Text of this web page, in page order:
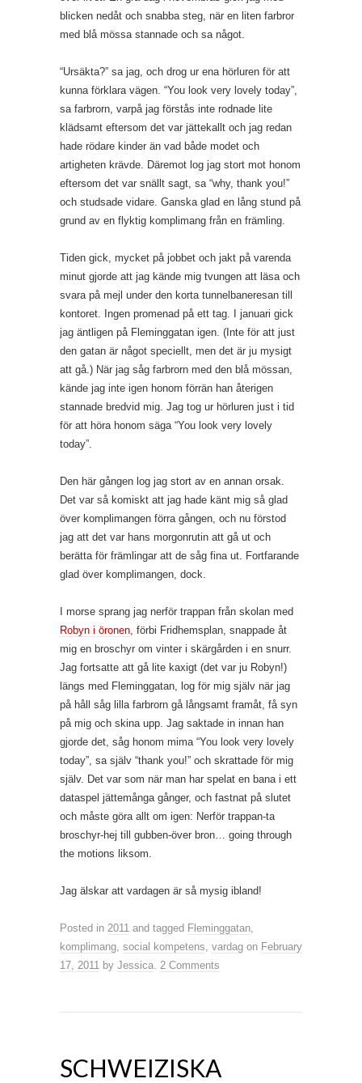
blicken nedåt och snabba steg, när en liten farbror
med blå mössa stannade och sa något.
“Ursäkta?” sa jag, och drog ur ena hörluren för att
kunna förklara vägen. “You look very lovely today”,
sa farbrorn, varpå jag förstås inte rodnade lite
klädsamt eftersom det var jättekallt och jag redan
hade rödare kinder än vad både modet och
artigheten krävde. Däremot log jag stort mot honom
eftersom det var snällt sagt, sa “why, thank you!”
och studsade vidare. Ganska glad en lång stund på
grund av en flyktig komplimang från en främling.
Tiden gick, mycket på jobbet och jakt på varenda
minut gjorde att jag kände mig tvungen att läsa och
svara på mejl under den korta tunnelbaneresan till
kontoret. Ingen promenad på ett tag. I januari gick
jag äntligen på Fleminggatan igen. (Inte för att just
den gatan är något speciellt, men det är ju mysigt
att gå.) När jag såg farbrorn med den blå mössan,
kände jag inte igen honom förrän han återigen
stannade bredvid mig. Jag tog ur hörluren just i tid
för att höra honom säga “You look very lovely
today”.
Den här gången log jag stort av en annan orsak.
Det var så komiskt att jag hade känt mig så glad
över komplimangen förra gången, och nu förstod
jag att det var hans morgonrutin att gå ut och
berätta för främlingar att de såg fina ut. Fortfarande
glad över komplimangen, dock.
I morse sprang jag nerför trappan från skolan med
Robyn i öronen , förbi Fridhemsplan, snappade åt
mig en broschyr om vinter i skärgården i en snurr.
Jag fortsatte att gå lite kaxigt (det var ju Robyn!)
längs med Fleminggatan, log för mig själv när jag
på håll såg lilla farbrorn gå långsamt framåt, få syn
på mig och skina upp. Jag saktade in innan han
gjorde det, såg honom mima “You look very lovely
today”, sa själv “thank you!” och skrattade för mig
själv. Det var som när man har spelat en bana i ett
dataspel jättemånga gånger, och fastnat på slutet
och måste göra allt om igen: Nerför trappan-ta
broschyr-hej till gubben-över bron… going through
the motions liksom.
Jag älskar att vardagen är så mysig ibland!
Posted in 2011 and tagged Fleminggatan
komplimang social kompetens vardag on February
17, 2011 by Jessica 2 Comments
SCHWEIZISKA